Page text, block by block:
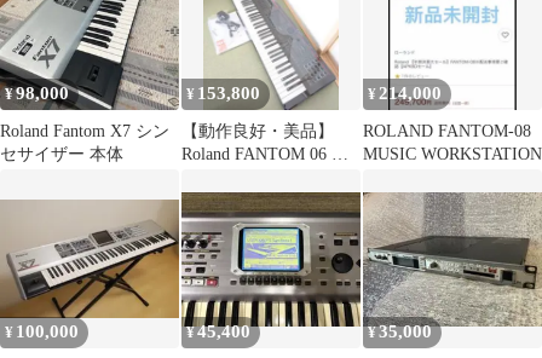
¥98,000
Roland Fantom X7 シン
セサイザー 本体
¥ 153,800
【動作良好・美品】
Roland FANTOM 06 シ
ド
¥ 214,000
ROLAND FANTOM-08
MUSIC WORKSTATION
¥ 100,000 ¥45,400 ¥35,000